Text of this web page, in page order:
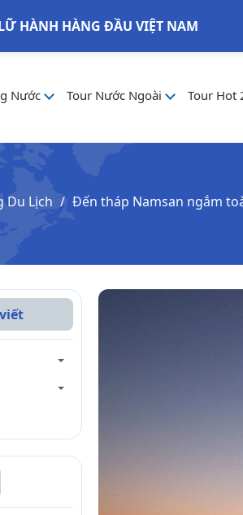
HÀNH HÀNG ĐẦU VIỆT NAM
Nước Tour Nước Ngoài Tour Hot
Du Lịch Đến tháp Namsan ngắm